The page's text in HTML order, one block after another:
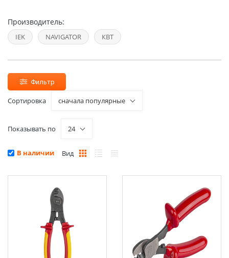
Производитель:
IEK NAVIGATOR КВТ
Фильтр
Сортировка сначала популярные
Показывать по 24
В наличии Вид